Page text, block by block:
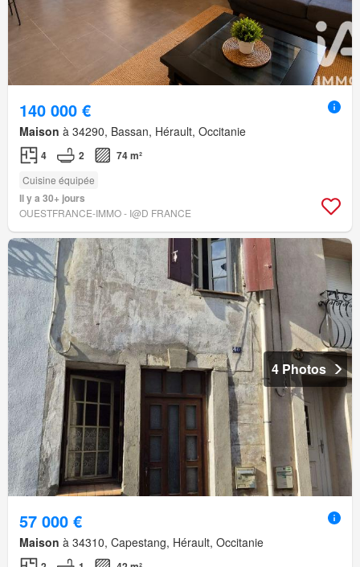
140 000 €
Maison à 34290, Bassan, Hérault, Occitanie
4 2 74 m²
Cuisine équipée
Il y a 30+ jours
OUESTFRANCE-IMMO - I@D FRANCE
4 Photos
57 000 €
Maison à 34310, Capestang, Hérault, Occitanie